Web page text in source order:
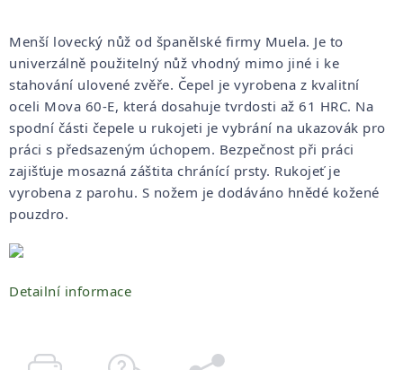
Menší lovecký nůž od španělské firmy Muela. Je to
univerzálně použitelný nůž vhodný mimo jiné i ke
stahování ulovené zvěře. Čepel je vyrobena z kvalitní
oceli Mova 60-E, která dosahuje tvrdosti až 61 HRC. Na
spodní části čepele u rukojeti je vybrání na ukazovák pro
práci s předsazeným úchopem. Bezpečnost při práci
zajišťuje mosazná záštita chránící prsty. Rukojeť je
vyrobena z parohu. S nožem je dodáváno hnědé kožené
pouzdro.
Detailní informace